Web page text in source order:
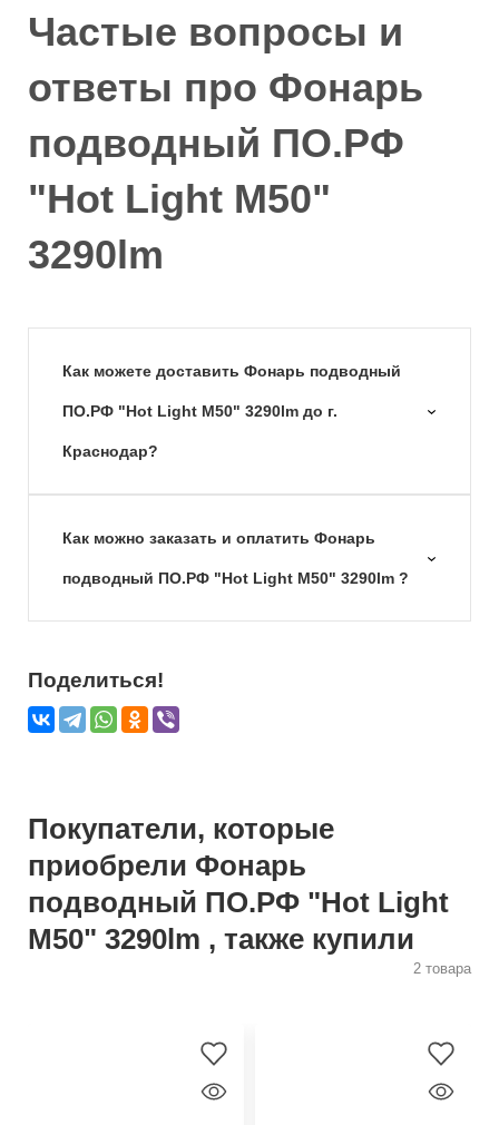
Частые вопросы и
ответы про Фонарь
подводный ПО.РФ
"Hot Light M50"
3290lm
Как можете доставить Фонарь подводный
ПО.РФ "Hot Light M50" 3290lm до г.
Краснодар?
Как можно заказать и оплатить Фонарь
подводный ПО.РФ "Hot Light M50" 3290lm ?
Поделиться!
Покупатели, которые
приобрели Фонарь
подводный ПО.РФ "Hot Light
M50" 3290lm , также купили
2 товара